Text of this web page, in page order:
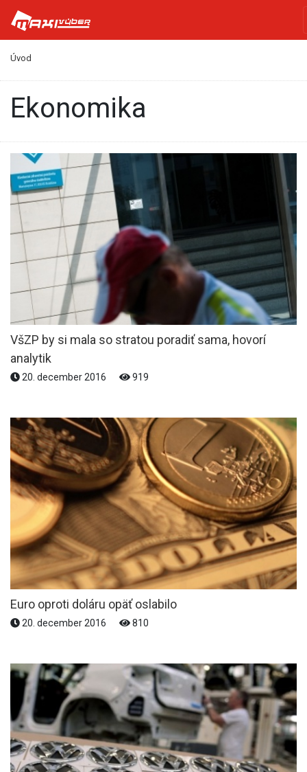
Úvod
Ekonomika
VšZP by si mala so stratou poradiť sama, hovorí
analytik
20. december 2016 919
Euro oproti doláru opäť oslabilo
20. december 2016 810